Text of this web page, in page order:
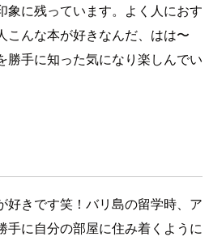
象に残っています。よく人におす
こんな本が好きなんだ、はは〜
勝手に知った気になり楽しんでい
好きです笑！バリ島の留学時、ア
手に自分の部屋に住み着くように